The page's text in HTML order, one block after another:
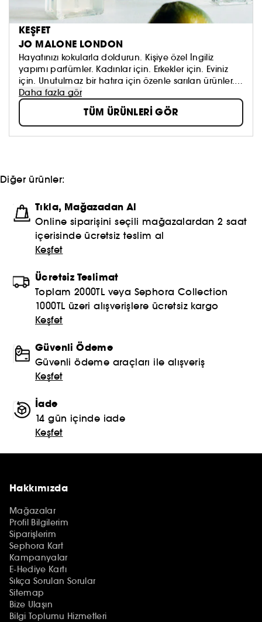
KEŞFET
JO MALONE LONDON
Hayatınızı kokularla doldurun. Kişiye özel İngiliz
yapımı parfümler. Kadınlar için. Erkekler için. Eviniz
için. Unutulmaz bir hatıra için özenle sarılan ürünler.
Kendi imzanızı oluşturun. Saf bir stil. İnce zevk ve sıra
dışı anlayışla tasarlanmıştır. Cesaret dokunuşuyla
zarafeti bir araya getirir. Zamansız ve zarif... fakat her
zaman bir tutam çekicilik, neşe ve hayal gücüyle.
Daha fazla gör
TÜM ÜRÜNLERİ GÖR
Diğer ürünler:
Tıkla, Mağazadan Al
Online siparişini seçili mağazalardan 2 saat
içerisinde ücretsiz teslim al
Keşfet
Ücretsiz Teslimat
Toplam 2000TL veya Sephora Collection
1000TL üzeri alışverişlere ücretsiz kargo
Keşfet
Güvenli Ödeme
Güvenli ödeme araçları ile alışveriş
Keşfet
İade
14 gün içinde iade
Keşfet
Hakkımızda
Mağazalar
Profil Bilgilerim
Siparişlerim
Sephora Kart
Kampanyalar
E-Hediye Kartı
Sıkça Sorulan Sorular
Sitemap
Bize Ulaşın
Bilgi Toplumu Hizmetleri